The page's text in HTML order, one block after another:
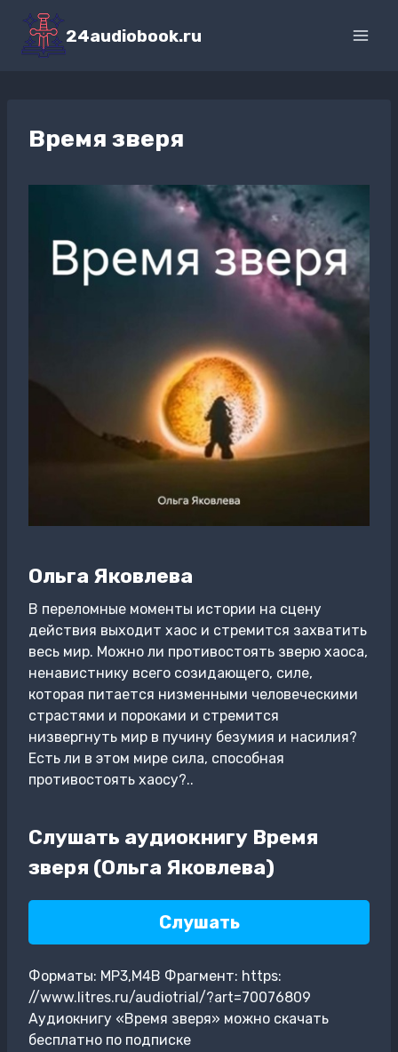
Перейти
содержимому
24audiobook.ru
Время зверя
Ольга Яковлева
В переломные моменты истории на сцену
действия выходит хаос и стремится захватить
весь мир. Можно ли противостоять зверю хаоса,
ненавистнику всего созидающего, силе,
которая питается низменными человеческими
страстями и пороками и стремится
низвергнуть мир в пучину безумия и насилия?
Есть ли в этом мире сила, способная
противостоять хаосу?..
Слушать аудиокнигу Время
зверя (Ольга Яковлева)
Слушать
Форматы: MP3,M4B Фрагмент: https:
//www.litres.ru/audiotrial/?art=70076809
Аудиокнигу «Время зверя» можно скачать
бесплатно по подписке